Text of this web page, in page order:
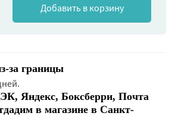
Добавить в корзину
за границы
Яндекс, Боксберри, Почта
в магазине в Санкт-